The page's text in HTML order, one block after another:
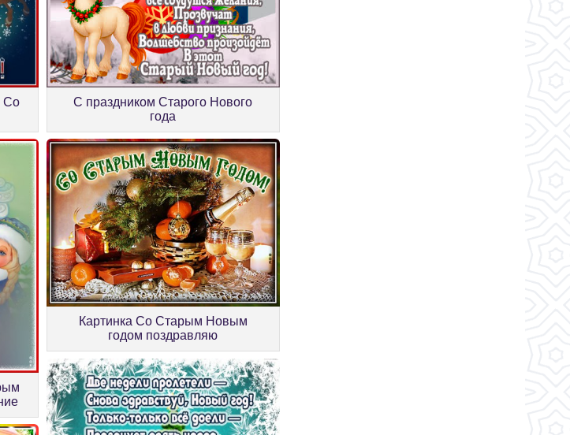
Со
С праздником Старого Нового
года
Картинка Со Старым Новым
годом поздравляю